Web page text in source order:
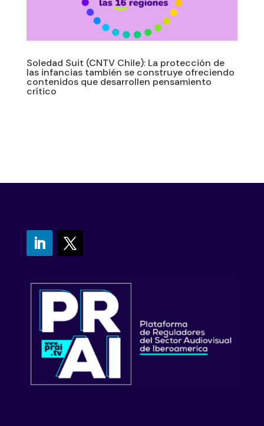
Soledad Suit (CNTV Chile): La protección de
las infancias también se construye ofreciendo
contenidos que desarrollen pensamiento
crítico